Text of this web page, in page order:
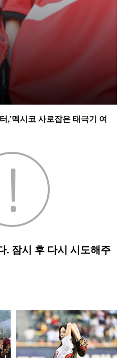
,’멕시코 사로잡은 태극기 여